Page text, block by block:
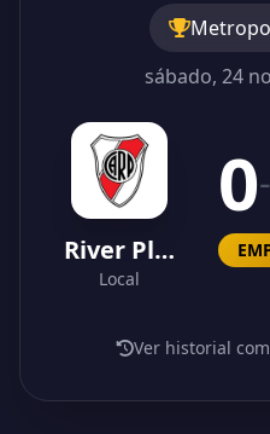
sábado, 24
River Plate
Local
0-
Ver historial